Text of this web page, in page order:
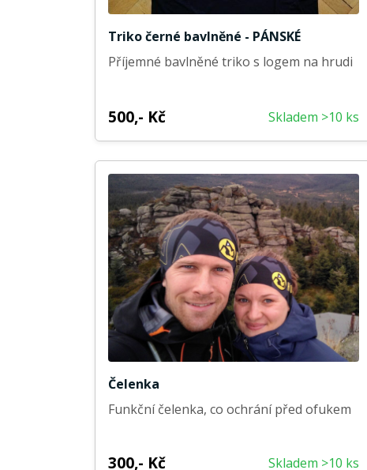
Triko černé bavlněné - PÁNSKÉ
Příjemné bavlněné triko s logem na hrudi
500,- Kč Skladem >10 ks
Čelenka
Funkční čelenka, co ochrání před ofukem
300,- Kč Skladem >10 ks